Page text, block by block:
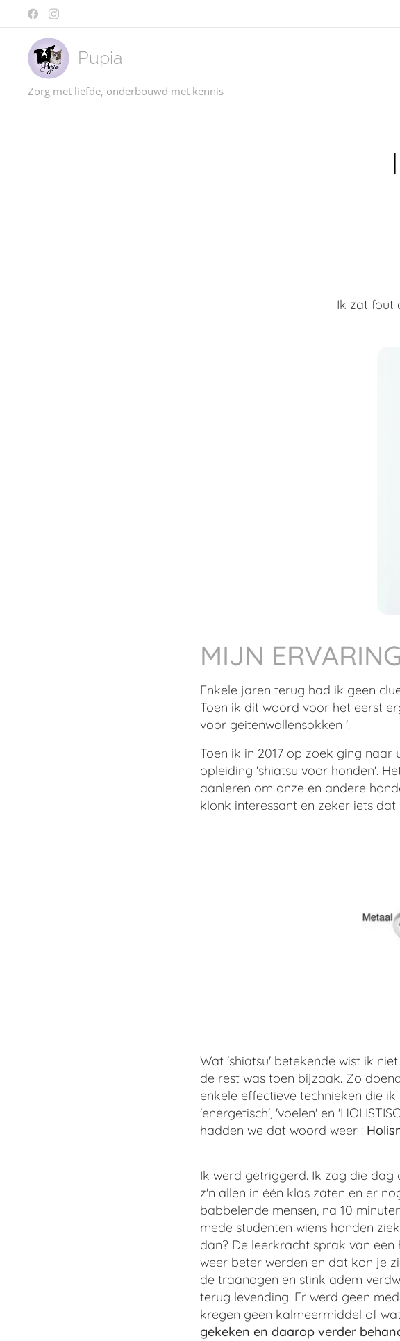
Pupia
Zorg met liefde, onderbouwd met kennis
Ik zat fout
MIJN ERVARING
Enkele jaren terug had ik geen
Toen ik dit woord voor het eerst
voor geitenwollensokken '.
Toen ik in 2017 op zoek ging
opleiding 'shiatsu voor honden'.
aanleren om onze en andere
klonk interessant en zeker iets
Wat 'shiatsu' betekende wist ik
de rest was toen bijzaak. Zo
enkele effectieve technieken die
'energetisch', 'voelen' en
hadden we dat woord weer :
Ik werd getriggerd. Ik zag die
z'n allen in één klas zaten en er
babbelende mensen, na 10
mede studenten wiens honden
dan? De leerkracht sprak van
weer beter werden en dat kon je
de traanogen en stink adem
terug levending. Er werd geen
kregen geen kalmeermiddel of
gekeken en daarop verder